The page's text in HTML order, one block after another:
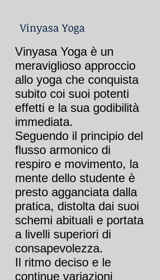
Vinyasa Yoga
Vinyasa Yoga è un
meraviglioso approccio
allo yoga che conquista
subito coi suoi potenti
effetti e la sua godibilità
immediata.
Seguendo il principio del
flusso armonico di
respiro e movimento, la
mente dello studente è
presto agganciata dalla
pratica, distolta dai suoi
schemi abituali e portata
a livelli superiori di
consapevolezza.
Il ritmo deciso e le
continue variazioni